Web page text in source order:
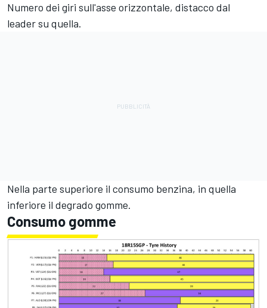
Numero dei giri sull'asse orizzontale, distacco dal
leader su quella.
Nella parte superiore il consumo benzina, in quella
inferiore il degrado gomme.
Consumo gomme